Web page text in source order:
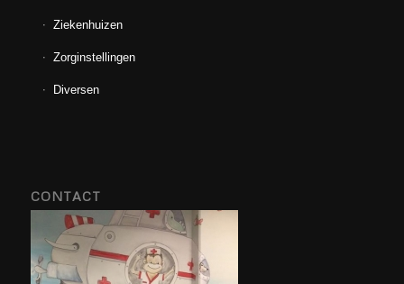
Ziekenhuizen
Zorginstellingen
Diversen
CONTACT